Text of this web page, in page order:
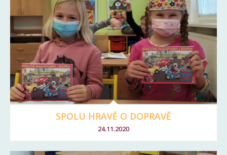
SPOLU HRAVĚ O DOPRAVĚ
24.11.2020